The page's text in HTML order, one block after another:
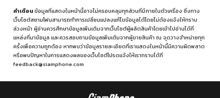
คำเตือนข้อมูลที่แสดงในหน้านี้อาจไม่ครอบคลุมทุกส่วนที่มีภายในตัวเครื่อง ซึ่งทาง
เว็บไซต์สยามโฟนสามารถทำการเปลี่ยนแปลงแก้ไขข้อมูลได้โดยไม่ต้องแจ้งให้ทราบ
ล่วงหน้า ผู้อ่านควรศึกษาข้อมูลเพิ่มเติมจากเว็บไซต์ผู้ผลิตสินค้าโดยเข้าไปอ่านได้ที่
แหล่งที่มาข้อมูล และควรสอบถามข้อมูลเพิ่มเติมจากผู้ขายสินค้า ณ จุดวางจำหน่ายทุก
ครั้งเพื่อความถูกต้อง หากพบว่าข้อมูลรายละเอียดที่เราแสดงในหน้านี้มีความผิดพลาด
หรือพบปัญหาในการแสดงผลของเว็บไซต์โปรดแจ้งให้เราทราบได้ที่
feedback@siamphone.com